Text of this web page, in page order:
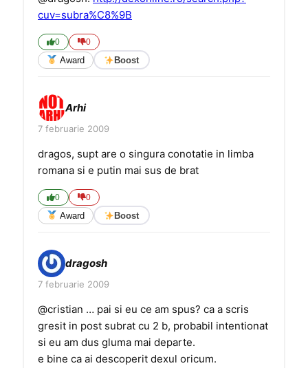
cuv=subra%C8%9B
0 0
Award Boost
Arhi
7 februarie 2009
dragos, supt are o singura conotatie in limba
romana si e putin mai sus de brat
0 0
Award Boost
dragosh
7 februarie 2009
@cristian … pai si eu ce am spus? ca a scris
gresit in post subrat cu 2 b, probabil intentionat
si eu am dus gluma mai departe.
e bine ca ai descoperit dexul oricum.